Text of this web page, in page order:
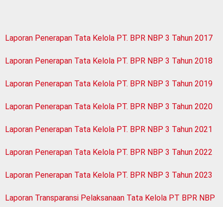
Laporan Penerapan Tata Kelola PT. BPR NBP 3 Tahun 2017
Laporan Penerapan Tata Kelola PT. BPR NBP 3 Tahun 2018
Laporan Penerapan Tata Kelola PT. BPR NBP 3 Tahun 2019
Laporan Penerapan Tata Kelola PT. BPR NBP 3 Tahun 2020
Laporan Penerapan Tata Kelola PT. BPR NBP 3 Tahun 2021
Laporan Penerapan Tata Kelola PT. BPR NBP 3 Tahun 2022
Laporan Penerapan Tata Kelola PT. BPR NBP 3 Tahun 2023
Laporan Transparansi Pelaksanaan Tata Kelola PT BPR NBP